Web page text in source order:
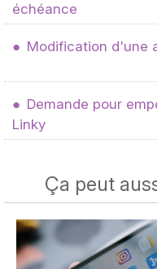
échéance
Modification d'une
Demande pour
Linky
Ça peut